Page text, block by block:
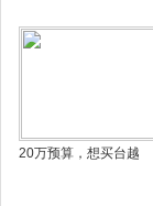
20万预算，想买台越